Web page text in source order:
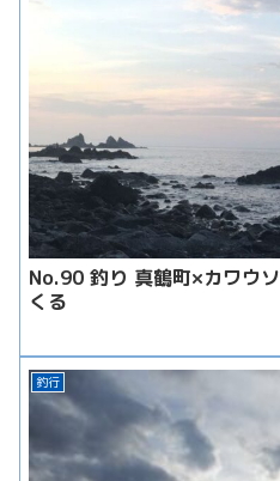
No.90 釣り 真鶴町×カワウ
くる
釣行